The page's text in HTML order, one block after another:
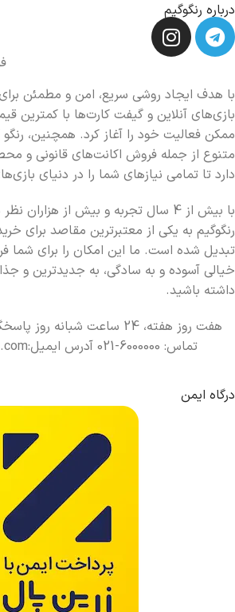
درباره رنگوگیم
با هدف ایجاد روشی سریع، امن و مطمئن برای
بازی‌های آنلاین و گیفت کارت‌ها با کمترین
ممکن فعالیت خود را آغاز کرد. همچنین، رنگو
متنوع از جمله فروش اکانت‌های قانونی و
دارد تا تمامی نیازهای شما را در دنیای
با بیش از 4 سال تجربه و بیش از هزاران
رنگوگیم به یکی از معتبرترین مقاصد برای
تبدیل شده است. ما این امکان را برای شما
خیالی آسوده و به سادگی، به جدیدترین و
داشته باشید.
هفت روز هفته، 24 ساعت
تماس: 6000000-021 آدرس ایمیل:in@rengogame.com
درگاه ایمن